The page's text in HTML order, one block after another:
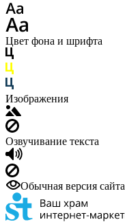
Цвет фона и шрифта
Изображения
Озвучивание текста
Обычная версия сайта